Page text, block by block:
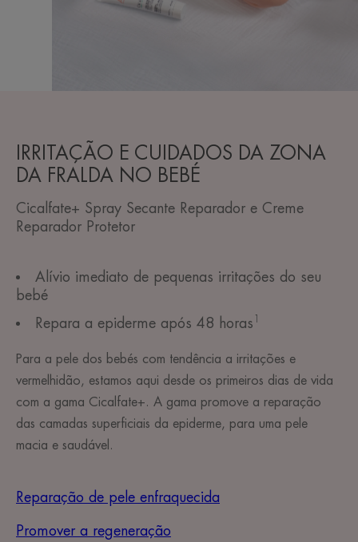
IRRITAÇÃO E CUIDADOS DA ZONA
DA FRALDA NO BEBÉ
Cicalfate+ Spray Secante Reparador e Creme
Reparador Protetor
Alívio imediato de pequenas irritações do seu
bebé
Repara a epiderme após 48 horas
Para a pele dos bebés com tendência a irritações e
vermelhidão, estamos aqui desde os primeiros dias de vida
com a gama Cicalfate+. A gama promove a reparação
das camadas superficiais da epiderme, para uma pele
macia e saudável.
Reparação de pele enfraquecida
Promover a regeneração